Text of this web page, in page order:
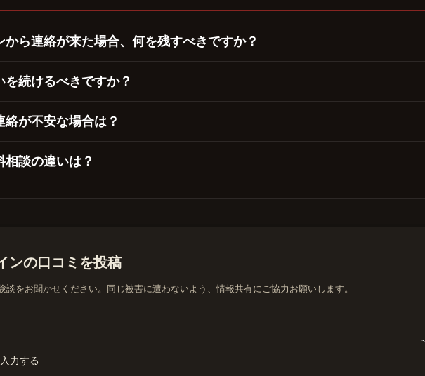
から連絡が来た場合、何を残すべきですか？
続けるべきですか？
が不安な場合は？
相談の違いは？
ンの口コミを投稿
談をお聞かせください。同じ被害に遭わないよう、情報共有にご協力お願いします。
力する